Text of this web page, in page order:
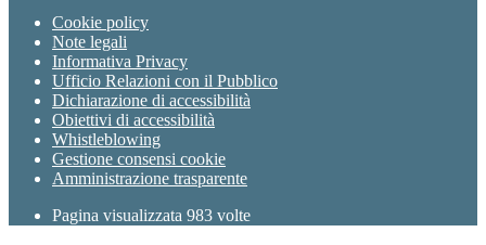
Cookie policy
Note legali
Informativa Privacy
Ufficio Relazioni con il Pubblico
Dichiarazione di accessibilità
Obiettivi di accessibilità
Whistleblowing
Gestione consensi cookie
Amministrazione trasparente
Pagina visualizzata 983 volte